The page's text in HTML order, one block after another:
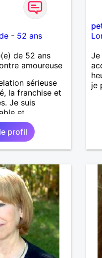
- 52 ans
de 52 ans
amoureuse
sérieuse
la franchise et
Je suis
et
en désirant
de
un homme
la même
profil
Je
je